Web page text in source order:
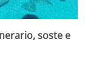
soste e